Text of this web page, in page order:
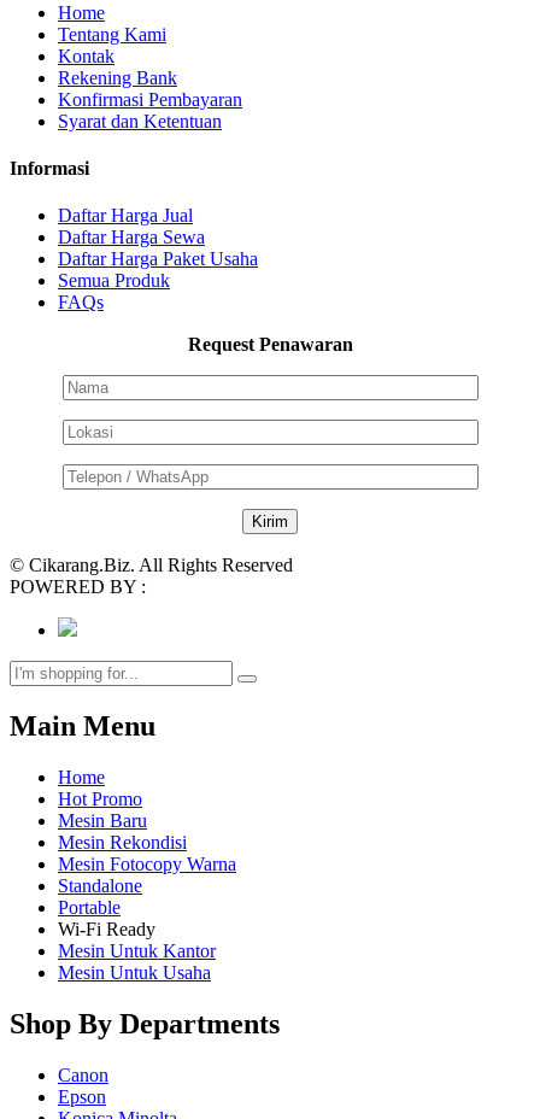
Home
Tentang Kami
Kontak
Rekening Bank
Konfirmasi Pembayaran
Syarat dan Ketentuan
Informasi
Daftar Harga Jual
Daftar Harga Sewa
Daftar Harga Paket Usaha
Semua Produk
FAQs
Request Penawaran
© Cikarang.Biz. All Rights Reserved
POWERED BY :
Main Menu
Home
Hot Promo
Mesin Baru
Mesin Rekondisi
Mesin Fotocopy Warna
Standalone
Portable
Wi-Fi Ready
Mesin Untuk Kantor
Mesin Untuk Usaha
Shop By Departments
Canon
Epson